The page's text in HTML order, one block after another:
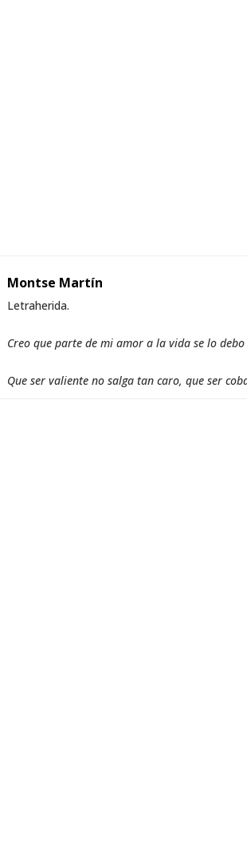
Montse Martín
Letraherida.
Creo que parte de mi amor a la vida se lo
Que ser valiente no salga tan caro, que ser